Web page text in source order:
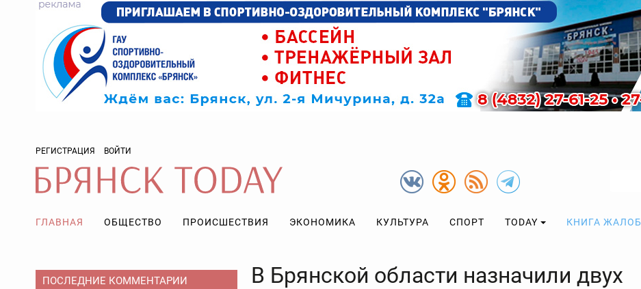
РЕГИСТРАЦИЯ ВОЙТИ
ГЛАВНАЯ ОБЩЕСТВО ПРОИСШЕСТВИЯ ЭКОНОМИКА КУЛЬТУРА СПОРТ TODAY КНИГА ЖАЛОБ
ПОСЛЕДНИЕ КОММЕНТАРИИ
В Брянской области назначили двух